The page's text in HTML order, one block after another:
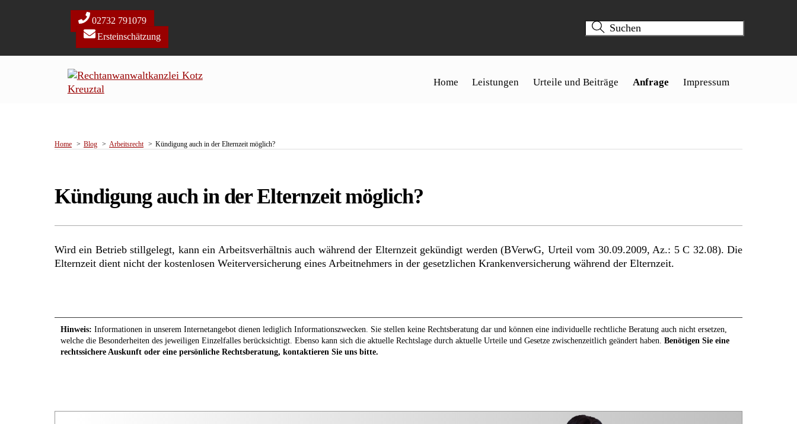
02732 791079
Ersteinschätzung
Home Leistungen Urteile und Beiträge Anfrage Impressum
Home Blog Arbeitsrecht Kündigung auch in der Elternzeit möglich?
Kündigung auch in der Elternzeit möglich?
Wird ein Betrieb stillgelegt, kann ein Arbeitsverhältnis auch während der Elternzeit gekündigt werden (BVerwG, Urteil vom 30.09.2009, Az.: 5 C 32.08). Die
Elternzeit dient nicht der kostenlosen Weiterversicherung eines Arbeitnehmers in der gesetzlichen Krankenversicherung während der Elternzeit.
Hinweis: Informationen in unserem Internetangebot dienen lediglich Informationszwecken. Sie stellen keine Rechtsberatung dar und können eine individuelle rechtliche Beratung auch nicht ersetzen,
welche die Besonderheiten des jeweiligen Einzelfalles berücksichtigt. Ebenso kann sich die aktuelle Rechtslage durch aktuelle Urteile und Gesetze zwischenzeitlich geändert haben. Benötigen Sie eine
rechtssichere Auskunft oder eine persönliche Rechtsberatung, kontaktieren Sie uns bitte.